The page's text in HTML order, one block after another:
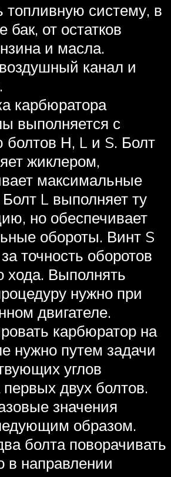
топливную систему, в
бак, от остатков
и масла.
канал и
карбюратора
выполняется с
Н, L и S. Болт
жиклером,
максимальные
L выполняет ту
но обеспечивает
обороты. Винт S
точность оборотов
хода. Выполнять
нужно при
двигателе.
карбюратор на
нужно путем задачи
углов
первых двух болтов.
значения
образом.
болта поворачивать
в направлении